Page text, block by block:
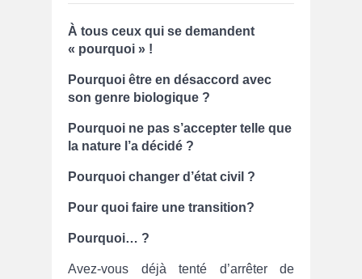
À tous ceux qui se demandent
« pourquoi » !
Pourquoi être en désaccord avec
son genre biologique ?
Pourquoi ne pas s’accepter telle que
la nature l’a décidé ?
Pourquoi changer d’état civil ?
Pour quoi faire une transition?
Pourquoi… ?
Avez-vous déjà tenté d’arrêter de